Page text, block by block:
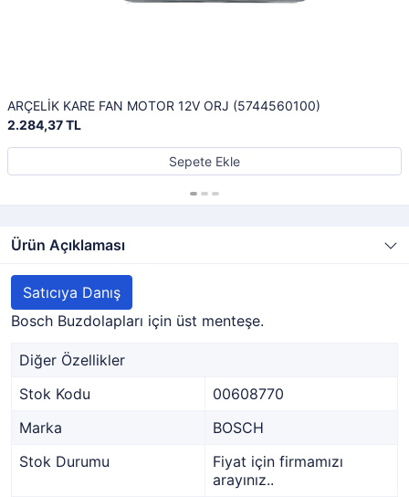
ARÇELİK KARE FAN MOTOR 12V ORJ (5744560100)
2.284,37 TL
Sepete Ekle
Ürün Açıklaması
Satıcıya Danış
Bosch Buzdolapları için üst menteşe.
Diğer Özellikler
Stok Kodu
00608770
Marka
BOSCH
Stok Durumu
Fiyat için firmamızı
arayınız..